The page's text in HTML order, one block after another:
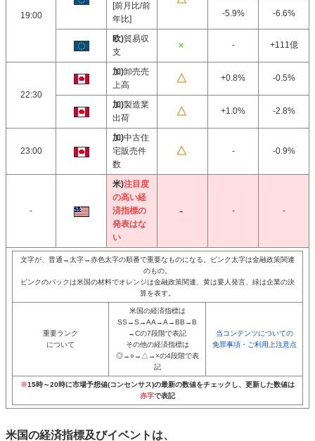
19:00
[前月比/前
年比]
-5.9% -6.6%
欧)貿易収
支
- +111億
22:30
加)卸売売
上高
+0.8% -0.5%
加)製造業
出荷
+1.0% -2.8%
23:00
加)中古住
宅販売件
数
- -0.9%
-
米)注目度
の高い経
済指標の
発表はな
い
- -
文字が、普通→太字→赤色太字の順番で重要なものになる。ピンク太字は金融政策関連
のもの。
ピンクのバックは米国の材料でオレンジは金融政策関連、黄は要人発言、緑は企業の決
算を表す。
重要ランク
について
米国の経済指標は
SS→S→AA→A→BB→B
→Cの7段階で表記
その他の経済指標は
◎→○→△→×の4段階で表
記
当コンテンツについての
免罪事項・ご利用上注意点
※15時～20時に市場予想値(コンセンサス)の最新の数値をチェックし、更新した数値は
赤字で表記
米国の経済指標及びイベントは、